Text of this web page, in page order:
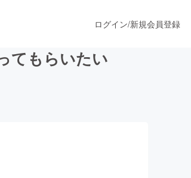
ログイン/新規会員登録
てもらいたい